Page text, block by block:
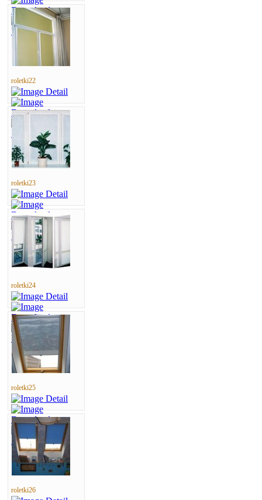
roletki22
roletki23
roletki24
roletki25
roletki26